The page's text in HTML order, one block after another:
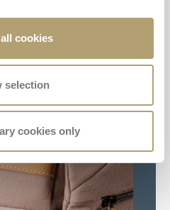
cookies
selection
cookies only